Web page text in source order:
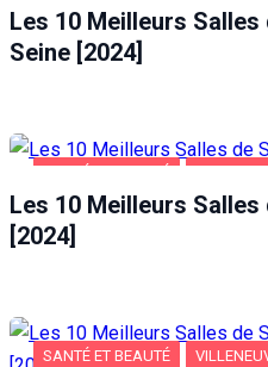
Les 10 Meilleurs
Seine [2024]
Les 10 Meilleurs
[2024]
SANTÉ ET BEAUTÉ